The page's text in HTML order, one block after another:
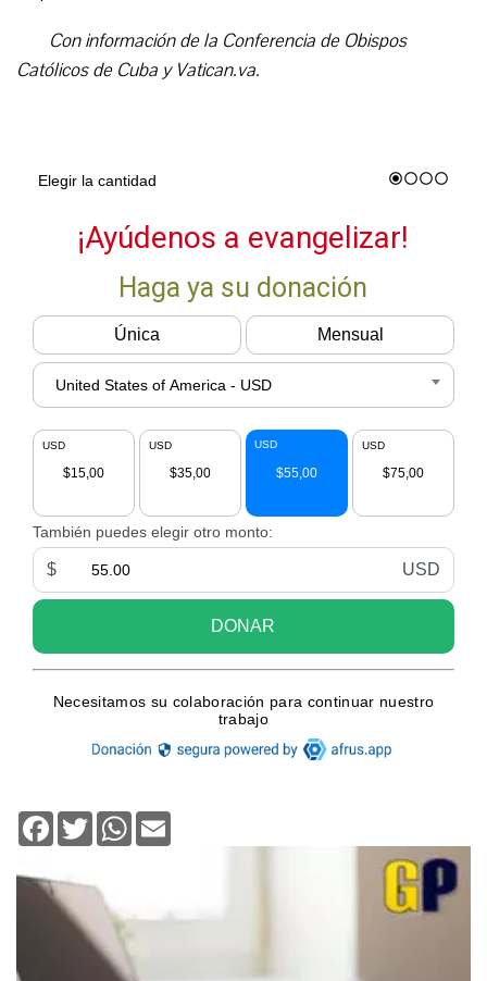
Con información de la Conferencia de Obispos
Católicos de Cuba y Vatican.va.
Facebook
TwitterWhatsApp